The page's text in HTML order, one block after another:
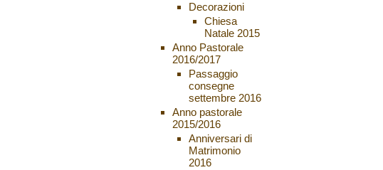
Decorazioni
Chiesa
Natale 2015
Anno Pastorale
2016/2017
Passaggio
consegne
settembre 2016
Anno pastorale
2015/2016
Anniversari di
Matrimonio
2016